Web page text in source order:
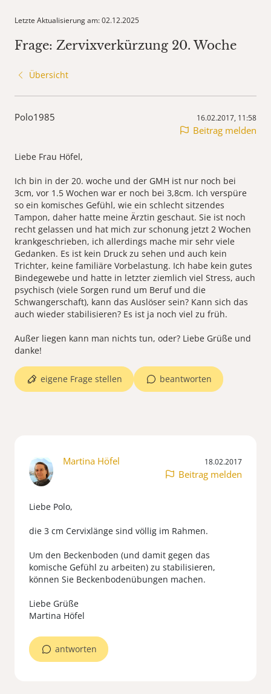
Letzte Aktualisierung am: 02.12.2025
Frage: Zervixverkürzung 20. Woche
Übersicht
Polo1985 16.02.2017, 11:58
Beitrag melden
Liebe Frau Höfel,
Ich bin in der 20. woche und der GMH ist nur noch bei
3cm, vor 1.5 Wochen war er noch bei 3,8cm. Ich verspüre
so ein komisches Gefühl, wie ein schlecht sitzendes
Tampon, daher hatte meine Ärztin geschaut. Sie ist noch
recht gelassen und hat mich zur schonung jetzt 2 Wochen
krankgeschrieben, ich allerdings mache mir sehr viele
Gedanken. Es ist kein Druck zu sehen und auch kein
Trichter, keine familiäre Vorbelastung. Ich habe kein gutes
Bindegewebe und hatte in letzter ziemlich viel Stress, auch
psychisch (viele Sorgen rund um Beruf und die
Schwangerschaft), kann das Auslöser sein? Kann sich das
auch wieder stabilisieren? Es ist ja noch viel zu früh.
Außer liegen kann man nichts tun, oder? Liebe Grüße und
danke!
beantworten
eigene Frage stellen
Martina Höfel 18.02.2017
Beitrag melden
Liebe Polo,
die 3 cm Cervixlänge sind völlig im Rahmen.
Um den Beckenboden (und damit gegen das
komische Gefühl zu arbeiten) zu stabilisieren,
können Sie Beckenbodenübungen machen.
Liebe Grüße
Martina Höfel
antworten